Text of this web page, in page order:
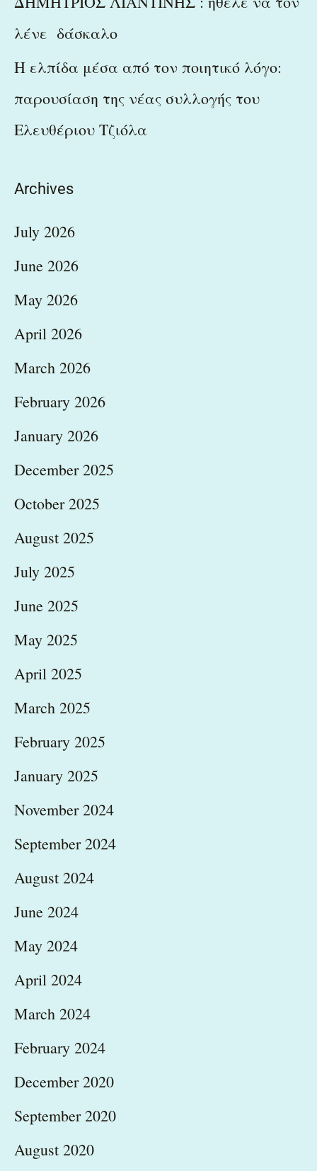
λένε δάσκαλο
Η ελπίδα μέσα από τον ποιητικό λόγο:
παρουσίαση της νέας συλλογής του
Ελευθέριου Τζιόλα
Archives
July 2026
June 2026
May 2026
April 2026
March 2026
February 2026
January 2026
December 2025
October 2025
August 2025
July 2025
June 2025
May 2025
April 2025
March 2025
February 2025
January 2025
November 2024
September 2024
August 2024
June 2024
May 2024
April 2024
March 2024
February 2024
December 2020
September 2020
August 2020